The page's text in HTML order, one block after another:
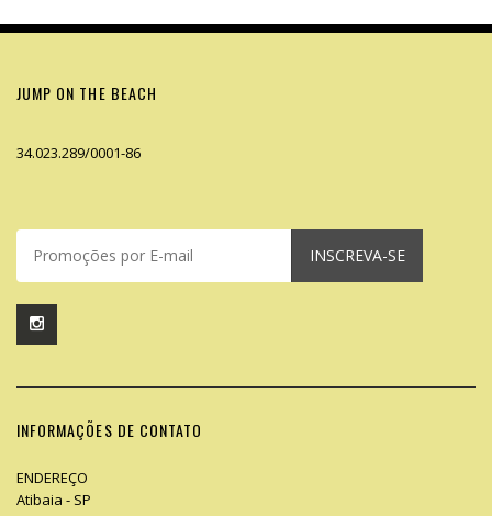
JUMP ON THE BEACH
34.023.289/0001-86
INSCREVA-SE
INFORMAÇÕES DE CONTATO
ENDEREÇO
Atibaia - SP